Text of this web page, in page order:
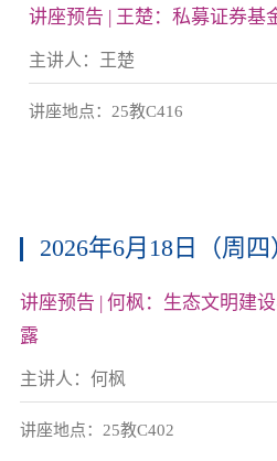
讲座预告 | 王楚：私募证券基
主讲人：王楚
讲座地点：25教C416
2026年6月18日（周四
讲座预告 | 何枫：生态文明建
露
主讲人：何枫
讲座地点：25教C402